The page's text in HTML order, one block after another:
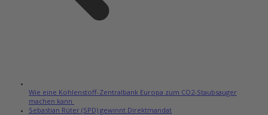
Wie eine Kohlenstoff-Zentralbank Europa zum CO2-Staubsauger
machen kann
Sebastian Rüter (SPD) gewinnt Direktmandat